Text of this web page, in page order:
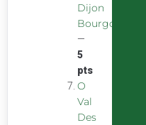
Dijon
Bourgogne
—
5
pts
O
Val
Des